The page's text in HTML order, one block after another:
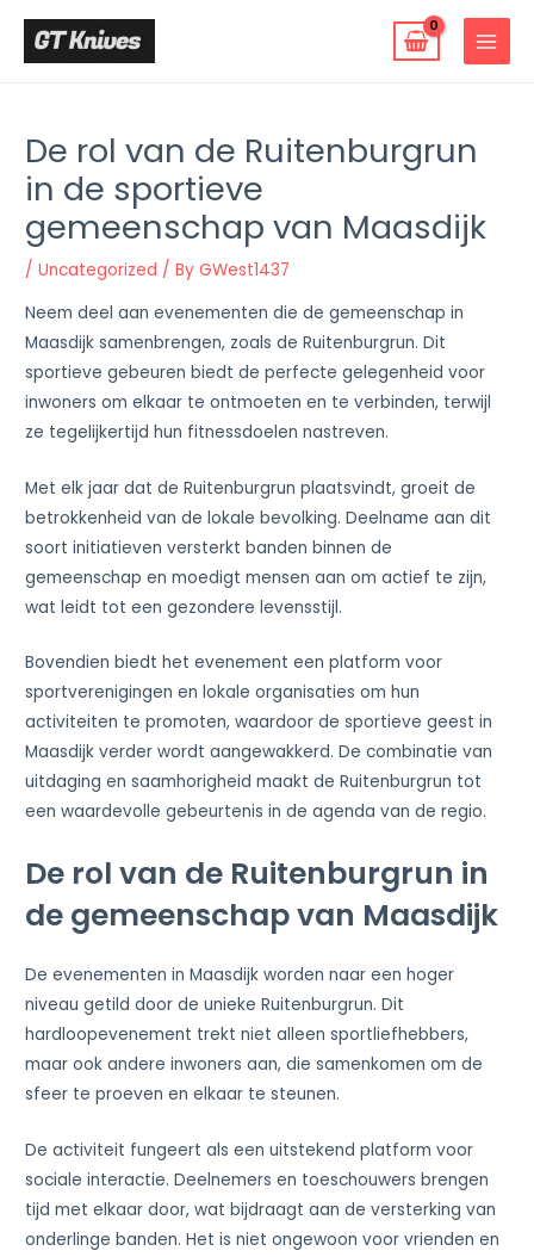
Skip
MAIN
De rol van de Ruitenburgrun
in de sportieve
gemeenschap van Maasdijk
/Uncategorized / ByGWest1437
Neem deel aan evenementen die de gemeenschap in
Maasdijk samenbrengen, zoals de Ruitenburgrun. Dit
sportieve gebeuren biedt de perfecte gelegenheid voor
inwoners om elkaar te ontmoeten en te verbinden, terwijl
ze tegelijkertijd hun fitnessdoelen nastreven.
Met elk jaar dat de Ruitenburgrun plaatsvindt, groeit de
betrokkenheid van de lokale bevolking. Deelname aan dit
soort initiatieven versterkt banden binnen de
gemeenschap en moedigt mensen aan om actief te zijn,
wat leidt tot een gezondere levensstijl.
Bovendien biedt het evenement een platform voor
sportverenigingen en lokale organisaties om hun
activiteiten te promoten, waardoor de sportieve geest in
Maasdijk verder wordt aangewakkerd. De combinatie van
uitdaging en saamhorigheid maakt de Ruitenburgrun tot
een waardevolle gebeurtenis in de agenda van de regio.
De rol van de Ruitenburgrun in
de gemeenschap van Maasdijk
De evenementen in Maasdijk worden naar een hoger
niveau getild door de unieke Ruitenburgrun. Dit
hardloopevenement trekt niet alleen sportliefhebbers,
maar ook andere inwoners aan, die samenkomen om de
sfeer te proeven en elkaar te steunen.
De activiteit fungeert als een uitstekend platform voor
sociale interactie. Deelnemers en toeschouwers brengen
tijd met elkaar door, wat bijdraagt aan de versterking van
onderlinge banden. Het is niet ongewoon voor vrienden en